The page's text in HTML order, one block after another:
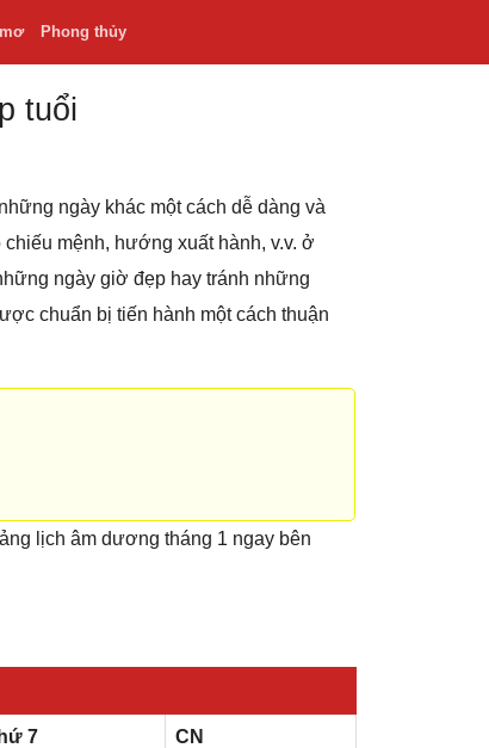
Phong thủy
tuổi
ngày khác một cách dễ dàng và
mệnh, hướng xuất hành, v.v. ở
ngày giờ đẹp hay tránh những
chuẩn bị tiến hành một cách thuận
lịch âm dương tháng 1 ngay bên
7 CN